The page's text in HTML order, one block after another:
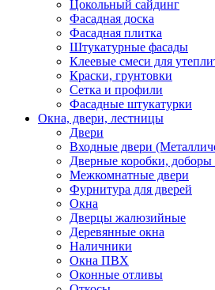
Цокольный сайдинг
Фасадная доска
Фасадная плитка
Штукатурные фасады
Клеевые смеси для
Краски, грунтовки
Сетка и профили
Фасадные штукатурки
Окна, двери, лестницы
Двери
Входные двери
Дверные коробки,
Межкомнатные двери
Фурнитура для дверей
Окна
Дверцы жалюзийные
Деревянные окна
Наличники
Окна ПВХ
Оконные отливы